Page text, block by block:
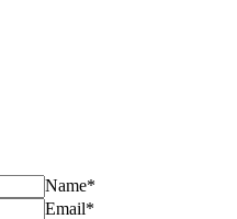
Name*
Email*